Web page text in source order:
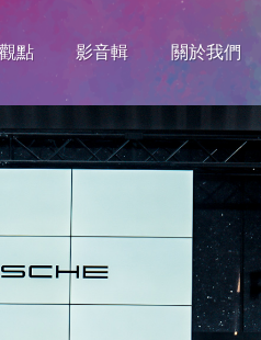
點 影音輯 關於我們